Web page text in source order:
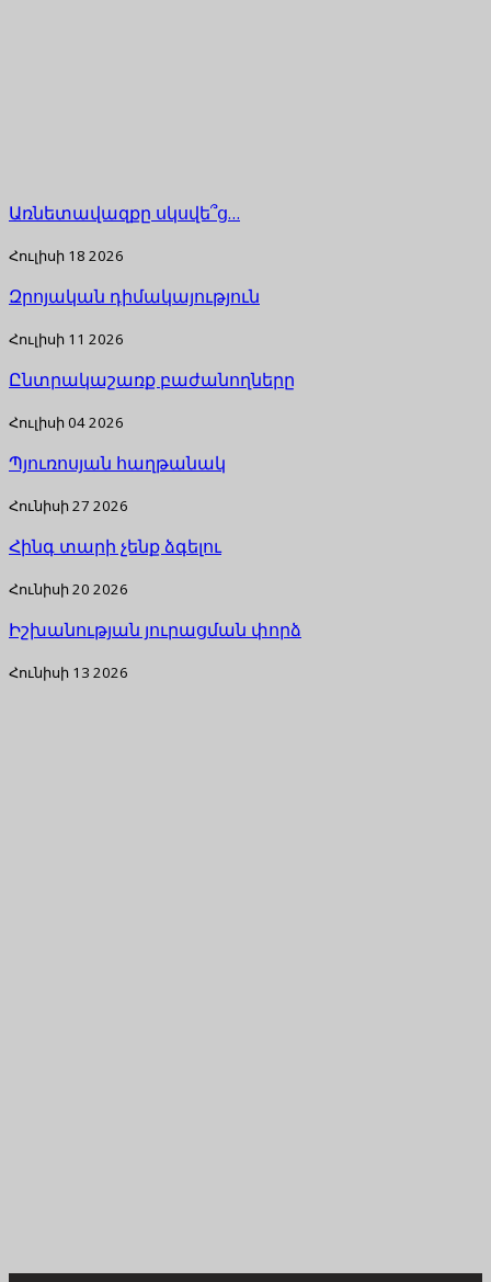
Առնետավազքը սկսվե՞ց…
Հուլիսի 18 2026
Զրոյական դիմակայություն
Հուլիսի 11 2026
Ընտրակաշառք բաժանողները
Հուլիսի 04 2026
Պյուռոսյան հաղթանակ
Հունիսի 27 2026
Հինգ տարի չենք ձգելու
Հունիսի 20 2026
Իշխանության յուրացման փորձ
Հունիսի 13 2026